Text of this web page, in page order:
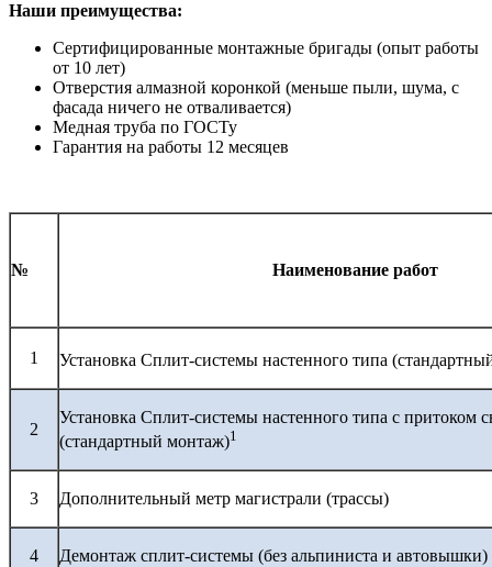
Наши преимущества:
Сертифицированные монтажные бригады (опыт работы
от 10 лет)
Отверстия алмазной коронкой (меньше пыли, шума, с
фасада ничего не отваливается)
Медная труба по ГОСТу
Гарантия на работы 12 месяцев
№ Наименование работ
1 Установка Сплит-системы настенного типа
2
Установка Сплит-системы настенного типа с притоком
(стандартный монтаж)1
3 Дополнительный метр магистрали (трассы)
4 Демонтаж сплит-системы (без альпиниста и автовышки)